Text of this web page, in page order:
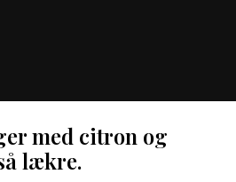
med citron og
lækre.